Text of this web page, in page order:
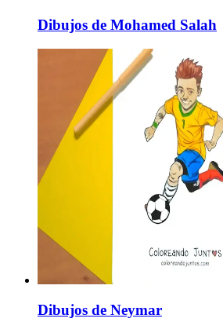
Dibujos de Mohamed Salah
Dibujos de Neymar